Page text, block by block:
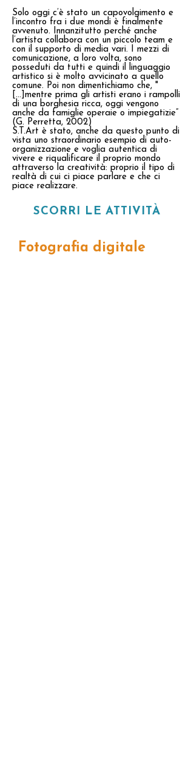
Solo oggi c’è stato un capovolgimento e
l’incontro fra i due mondi è finalmente
avvenuto. Innanzitutto perché anche
l’artista collabora con un piccolo team e
con il supporto di media vari. I mezzi di
comunicazione, a loro volta, sono
posseduti da tutti e quindi il linguaggio
artistico si è molto avvicinato a quello
comune. Poi non dimentichiamo che, "
[...]mentre prima gli artisti erano i rampolli
di una borghesia ricca, oggi vengono
anche da famiglie operaie o impiegatizie”
(G. Perretta, 2002)
S.T.Art è stato, anche da questo punto di
vista uno straordinario esempio di auto­-
organizzazione e voglia autentica di
vivere e riqualificare il proprio mondo
attraverso la creatività: proprio il tipo di
realtà di cui ci piace parlare e che ci
piace realizzare.
SCORRI LE ATTIVITÀ
Fotografia digitale